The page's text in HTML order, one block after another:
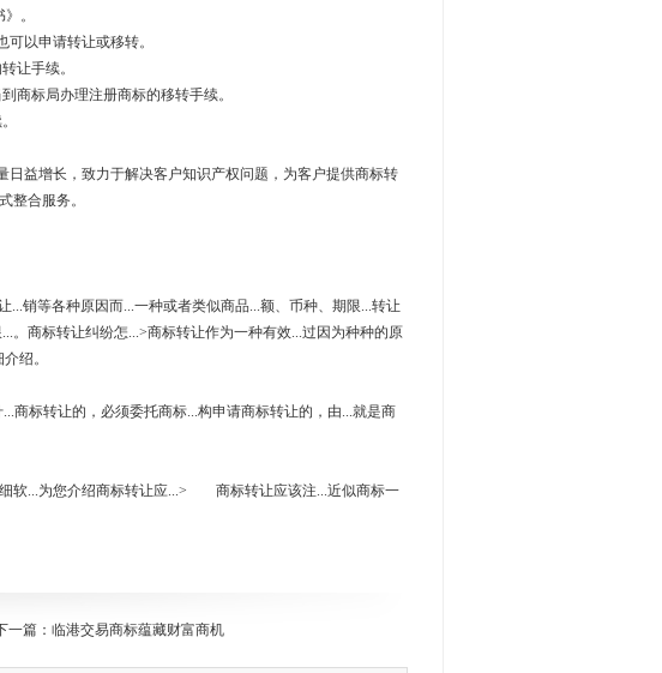
。
以申请转让或移转。
让手续。
标局办理注册商标的移转手续。
益增长，致力于解决客户知识产权问题，为客户提供商标转
整合服务。
销等各种原因而...一种或者类似商品...额、币种、期限...转让
。商标转让纠纷怎...>商标转让作为一种有效...过因为种种的原
绍。
商标转让的，必须委托商标...构申请商标转让的，由...就是商
细软...为您介绍商标转让应...> 商标转让应该注...近似商标一
一篇： 临港交易商标蕴藏财富商机